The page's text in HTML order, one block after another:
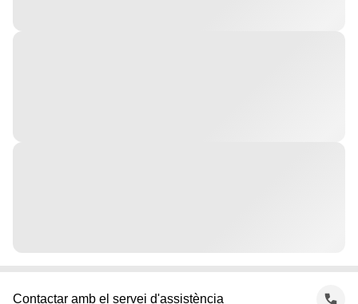
Contactar amb el servei d'assistència